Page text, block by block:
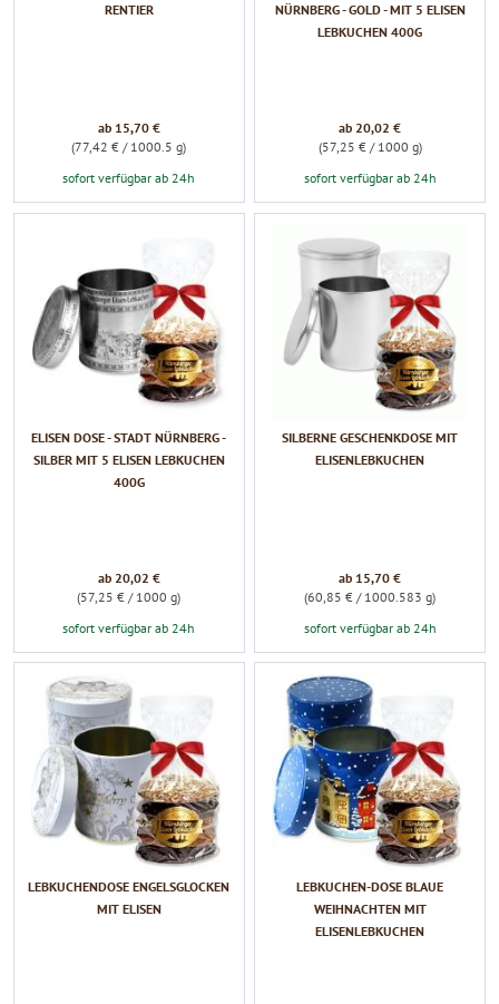
RENTIER
ab 15,70 €
(77,42 € / 1000.5 g)
sofort verfügbar ab 24h
NÜRNBERG - GOLD - MIT 5 ELISEN
LEBKUCHEN 400G
ab 20,02 €
(57,25 € / 1000 g)
sofort verfügbar ab 24h
ELISEN DOSE - STADT NÜRNBERG -
SILBER MIT 5 ELISEN LEBKUCHEN
400G
ab 20,02 €
(57,25 € / 1000 g)
sofort verfügbar ab 24h
SILBERNE GESCHENKDOSE MIT
ELISENLEBKUCHEN
ab 15,70 €
(60,85 € / 1000.583 g)
sofort verfügbar ab 24h
LEBKUCHENDOSE ENGELSGLOCKEN
MIT ELISEN
LEBKUCHEN-DOSE BLAUE
WEIHNACHTEN MIT
ELISENLEBKUCHEN